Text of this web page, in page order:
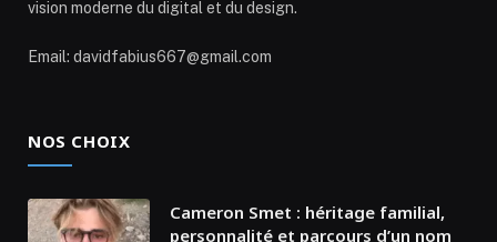
vision moderne du digital et du design.
Email: davidfabius667@gmail.com
NOS CHOIX
Cameron Smet : héritage familial,
personnalité et parcours d’un nom